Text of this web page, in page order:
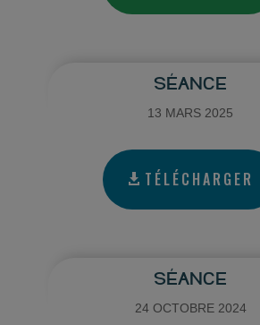
SÉANCE
13 MARS 2025
TÉLÉCHARGER
SÉANCE
24 OCTOBRE 2024